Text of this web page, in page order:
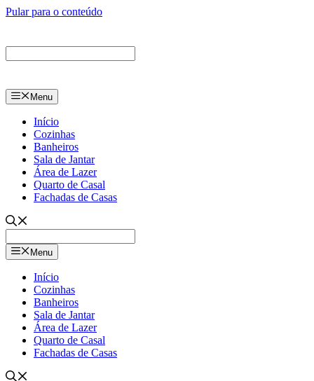
Pular para o conteúdo
Menu
Início
Cozinhas
Banheiros
Sala de Jantar
Área de Lazer
Quarto de Casal
Fachadas de Casas
Menu
Início
Cozinhas
Banheiros
Sala de Jantar
Área de Lazer
Quarto de Casal
Fachadas de Casas